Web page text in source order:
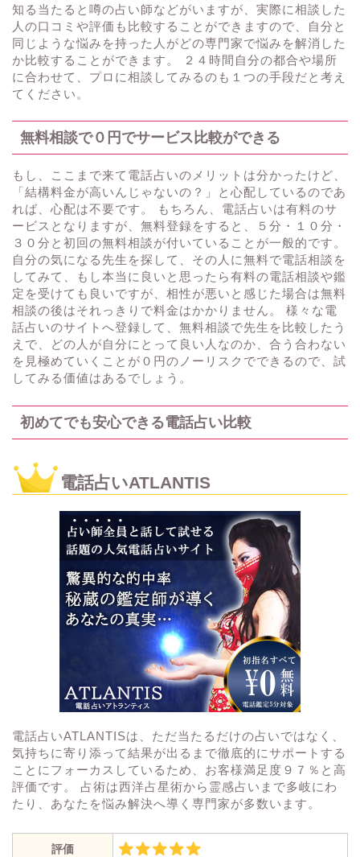
知る当たると噂の占い師などがいますが、実際に相談した
人の口コミや評価も比較することができますので、自分と
同じような悩みを持った人がどの専門家で悩みを解消した
か比較することができます。 ２４時間自分の都合や場所
に合わせて、プロに相談してみるのも１つの手段だと考え
てください。
無料相談で０円でサービス比較ができる
もし、ここまで来て電話占いのメリットは分かったけど、
「結構料金が高いんじゃないの？」と心配しているのであ
れば、心配は不要です。 もちろん、電話占いは有料のサ
ービスとなりますが、無料登録をすると、５分・１０分・
３０分と初回の無料相談が付いていることが一般的です。
自分の気になる先生を探して、その人に無料で電話相談を
してみて、もし本当に良いと思ったら有料の電話相談や鑑
定を受けても良いですが、相性が悪いと感じた場合は無料
相談の後はそれっきりで料金はかかりません。 様々な電
話占いのサイトへ登録して、無料相談で先生を比較したう
えで、どの人が自分にとって良い人なのか、合う合わない
を見極めていくことが０円のノーリスクでできるので、試
してみる価値はあるでしょう。
初めてでも安心できる電話占い比較
電話占いATLANTIS
電話占いATLANTISは、ただ当たるだけの占いではなく、
気持ちに寄り添って結果が出るまで徹底的にサポートする
ことにフォーカスしているため、お客様満足度９７％と高
評価です。 占術は西洋占星術から霊感占いまで多岐にわ
たり、あなたを悩み解決へ導く専門家が多数います。
評価